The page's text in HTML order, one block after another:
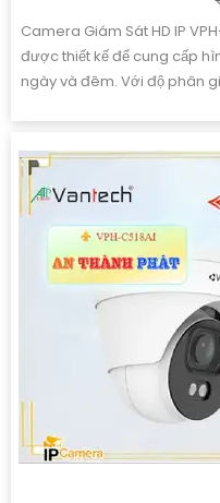
Camera Giám Sát HD IP
được thiết kế để cung cấp
ngày và đêm. Với độ phân